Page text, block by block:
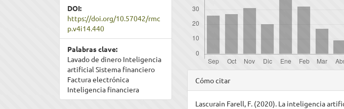
DOI:
https://doi.org/10.57042/rmc
p.v4i14.440
Palabras clave:
Lavado de dinero Inteligencia
artificial Sistema financiero
Factura electrónica
Inteligencia financiera
Detalles
del
Cómo citar
Lascurain Farell, F. (2020). La inteligencia